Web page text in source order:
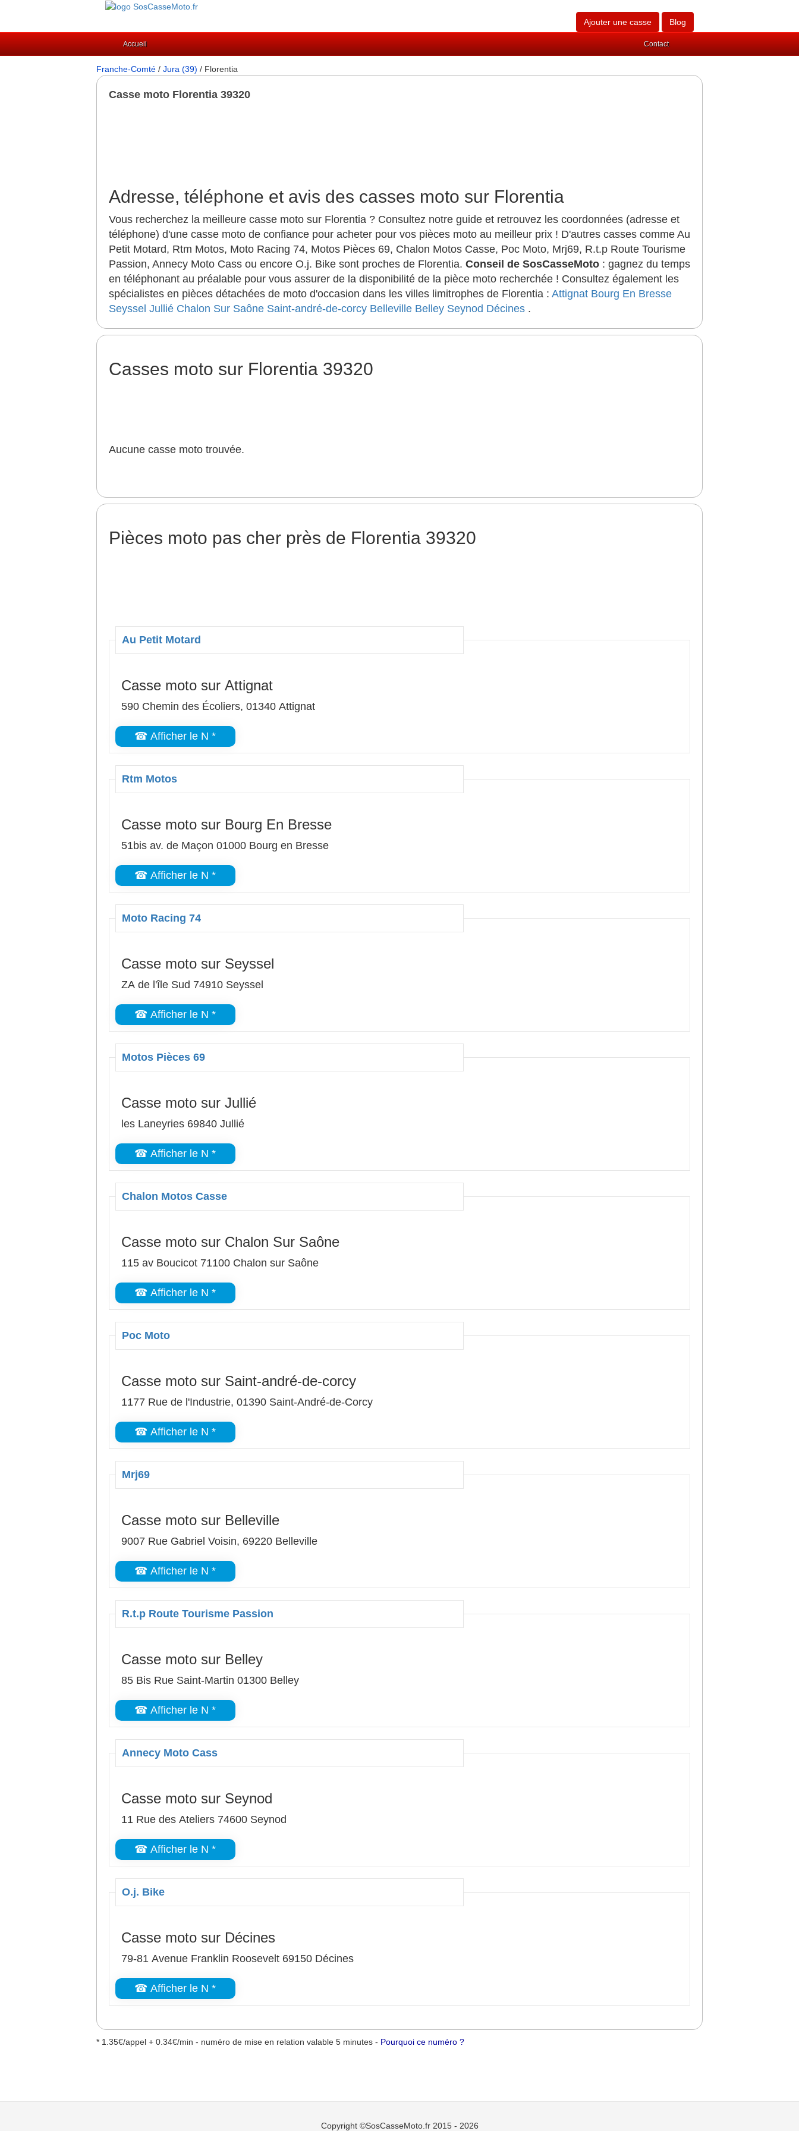
Ajouter une casse Blog
Accueil Contact
Franche-Comté / Jura (39) / Florentia
Casse moto Florentia 39320
Adresse, téléphone et avis des casses moto sur Florentia
Vous recherchez la meilleure casse moto sur Florentia ? Consultez notre guide et retrouvez les coordonnées (adresse et
téléphone) d'une casse moto de confiance pour acheter pour vos pièces moto au meilleur prix ! D'autres casses comme Au
Petit Motard, Rtm Motos, Moto Racing 74, Motos Pièces 69, Chalon Motos Casse, Poc Moto, Mrj69, R.t.p Route Tourisme
Passion, Annecy Moto Cass ou encore O.j. Bike sont proches de Florentia. Conseil de SosCasseMoto : gagnez du temps
en téléphonant au préalable pour vous assurer de la disponibilité de la pièce moto recherchée ! Consultez également les
spécialistes en pièces détachées de moto d'occasion dans les villes limitrophes de Florentia : Attignat Bourg En Bresse
Seyssel Jullié Chalon Sur Saône Saint-andré-de-corcy Belleville Belley Seynod Décines .
Casses moto sur Florentia 39320
Aucune casse moto trouvée.
Pièces moto pas cher près de Florentia 39320
Au Petit Motard
Casse moto sur Attignat
590 Chemin des Écoliers, 01340 Attignat
☎ Afficher le N *
Rtm Motos
Casse moto sur Bourg En Bresse
51bis av. de Maçon 01000 Bourg en Bresse
☎ Afficher le N *
Moto Racing 74
Casse moto sur Seyssel
ZA de l'île Sud 74910 Seyssel
☎ Afficher le N *
Motos Pièces 69
Casse moto sur Jullié
les Laneyries 69840 Jullié
☎ Afficher le N *
Chalon Motos Casse
Casse moto sur Chalon Sur Saône
115 av Boucicot 71100 Chalon sur Saône
☎ Afficher le N *
Poc Moto
Casse moto sur Saint-andré-de-corcy
1177 Rue de l'Industrie, 01390 Saint-André-de-Corcy
☎ Afficher le N *
Mrj69
Casse moto sur Belleville
9007 Rue Gabriel Voisin, 69220 Belleville
☎ Afficher le N *
R.t.p Route Tourisme Passion
Casse moto sur Belley
85 Bis Rue Saint-Martin 01300 Belley
☎ Afficher le N *
Annecy Moto Cass
Casse moto sur Seynod
11 Rue des Ateliers 74600 Seynod
☎ Afficher le N *
O.j. Bike
Casse moto sur Décines
79-81 Avenue Franklin Roosevelt 69150 Décines
☎ Afficher le N *
* 1.35€/appel + 0.34€/min - numéro de mise en relation valable 5 minutes - Pourquoi ce numéro ?
Copyright ©SosCasseMoto.fr 2015 - 2026